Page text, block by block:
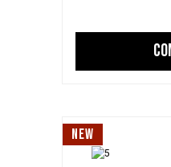
NEW